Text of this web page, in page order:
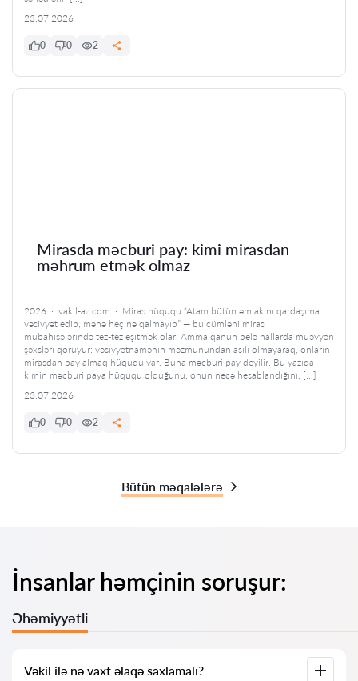
23.07.2026
0 0 2
Mirasda məcburi pay: kimi mirasdan
məhrum etmək olmaz
2026 · vakil-az.com · Miras hüququ “Atam bütün əmlakını qardaşıma
vəsiyyət edib, mənə heç nə qalmayıb” — bu cümləni miras
mübahisələrində tez-tez eşitmək olar. Amma qanun belə hallarda müəyyən
şəxsləri qoruyur: vəsiyyətnamənin məzmunundan asılı olmayaraq, onların
mirasdan pay almaq hüququ var. Buna məcburi pay deyilir. Bu yazıda
kimin məcburi paya hüququ olduğunu, onun necə hesablandığını, […]
23.07.2026
0 0 2
Bütün məqalələrə
İnsanlar həmçinin soruşur:
Əhəmiyyətli
Vəkil ilə nə vaxt əlaqə saxlamalı?